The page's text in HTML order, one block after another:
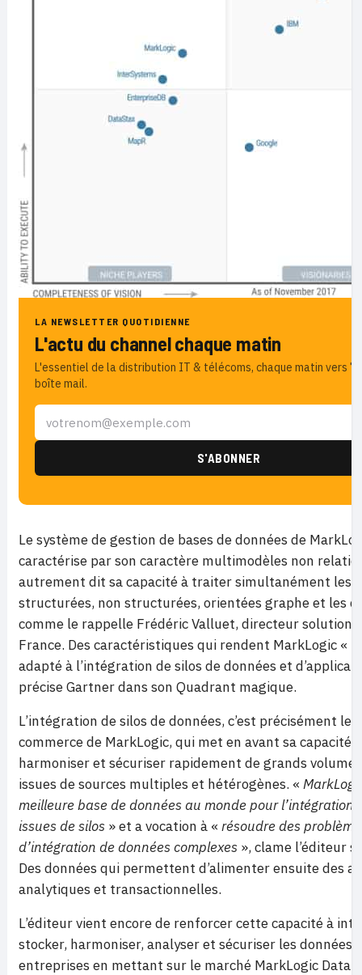
LA NEWSLETTER QUOTIDIENNE
L'actu du channel chaque matin
L'essentiel de la distribution IT & télécoms, chaque matin vers
boîte mail.
Le système de gestion de bases de données de
caractérise par son caractère multimodèles non
autrement dit sa capacité à traiter simultanément les
structurées, non structurées, orientées graphe et les
comme le rappelle Frédéric Valluet, directeur solution
France. Des caractéristiques qui rendent MarkLogic «
adapté à l’intégration de silos de données et
précise Gartner dans son Quadrant magique.
L’intégration de silos de données, c’est précisément le
commerce de MarkLogic, qui met en avant sa capacité
harmoniser et sécuriser rapidement de grands
issues de sources multiples et hétérogènes. «
meilleure base de données au monde pour l’intégration
issues de silos » et a vocation à « résoudre des
d’intégration de données complexes », clame l’éditeur
Des données qui permettent d’alimenter ensuite des
analytiques et transactionnelles.
L’éditeur vient encore de renforcer cette capacité à
stocker, harmoniser, analyser et sécuriser les données
entreprises en mettant sur le marché MarkLogic Data